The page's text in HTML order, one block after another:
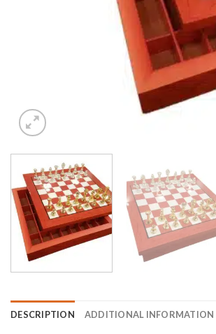
DESCRIPTION ADDITIONAL INFORMATION